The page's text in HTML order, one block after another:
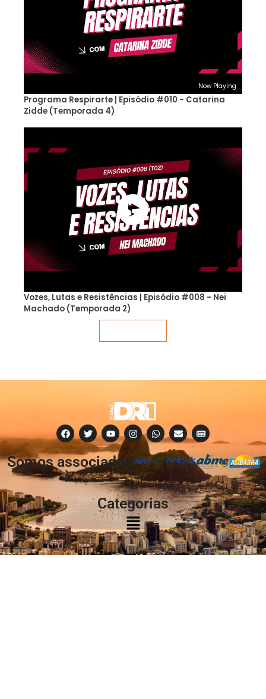
Now Playing
Programa Respirarte | Episódio #010 - Catarina
Zidde (Temporada 4)
Vozes, Lutas e Resistências | Episódio #008 - Nei
Machado (Temporada 2)
Somos associados
à:
Categorias